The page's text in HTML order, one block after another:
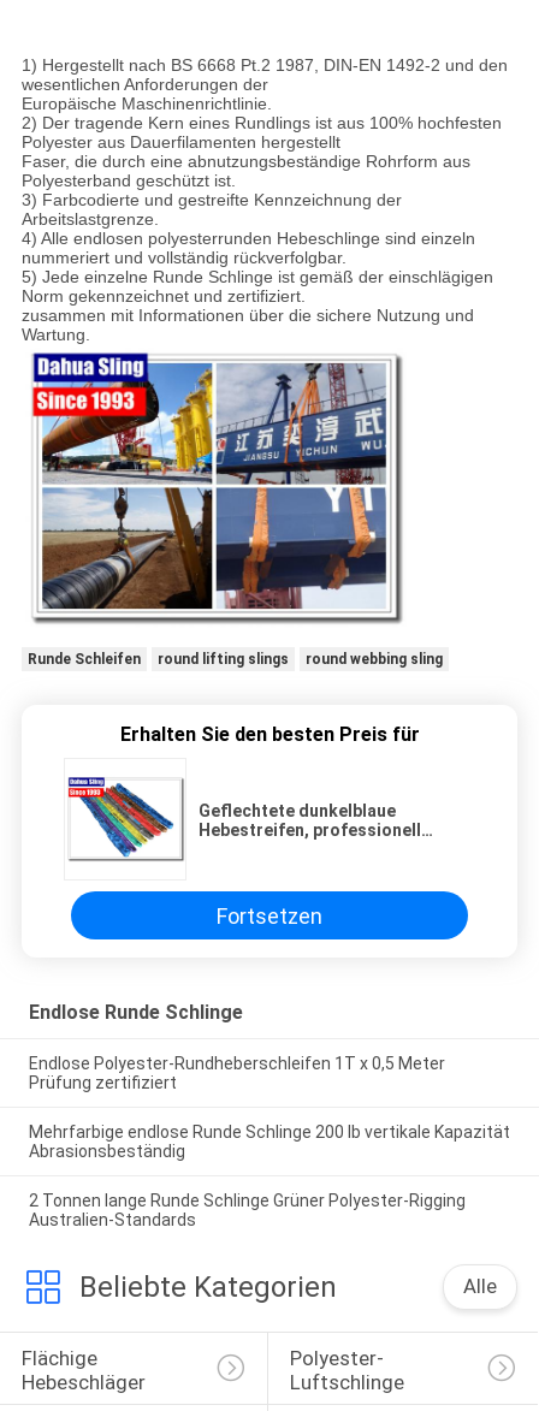
1) Hergestellt nach BS 6668 Pt.2 1987, DIN-EN 1492-2 und den
wesentlichen Anforderungen der
Europäische Maschinenrichtlinie.
2) Der tragende Kern eines Rundlings ist aus 100% hochfesten
Polyester aus Dauerfilamenten hergestellt
Faser, die durch eine abnutzungsbeständige Rohrform aus
Polyesterband geschützt ist.
3) Farbcodierte und gestreifte Kennzeichnung der
Arbeitslastgrenze.
4) Alle endlosen polyesterrunden Hebeschlinge sind einzeln
nummeriert und vollständig rückverfolgbar.
5) Jede einzelne Runde Schlinge ist gemäß der einschlägigen
Norm gekennzeichnet und zertifiziert.
zusammen mit Informationen über die sichere Nutzung und
Wartung.
Runde Schleifen round lifting slings round webbing sling
Erhalten Sie den besten Preis für
Geflechtete dunkelblaue
Hebestreifen, professionell
Fortsetzen
Endlose Runde Schlinge
Endlose Polyester-Rundheberschleifen 1T x 0,5 Meter
Prüfung zertifiziert
Mehrfarbige endlose Runde Schlinge 200 lb vertikale Kapazität
Abrasionsbeständig
2 Tonnen lange Runde Schlinge Grüner Polyester-Rigging
Australien-Standards
Beliebte Kategorien Alle
Flächige
Hebeschläger
Polyester-
Luftschlinge